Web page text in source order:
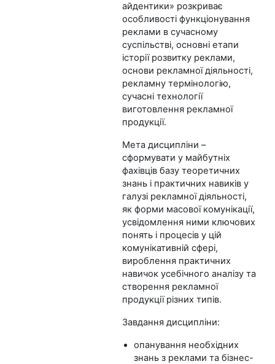
айдентики» розкриває
особливості функціонування
реклами в сучасному
суспільстві, основні етапи
історії розвитку реклами,
основи рекламної діяльності,
рекламну термінологію,
сучасні технології
виготовлення рекламної
продукції.
Мета дисципліни –
сформувати у майбутніх
фахівців базу теоретичних
знань і практичних навиків у
галузі рекламної діяльності,
як форми масової комунікації,
усвідомлення ними ключових
понять і процесів у цій
комунікативній сфері,
вироблення практичних
навичок усебічного аналізу та
створення рекламної
продукції різних типів.
Завдання дисципліни:
опанування необхідних
знань з реклами та бізнес-